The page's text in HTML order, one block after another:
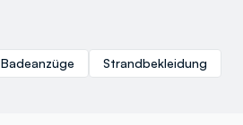
Badeanzüge Strandbekleidung